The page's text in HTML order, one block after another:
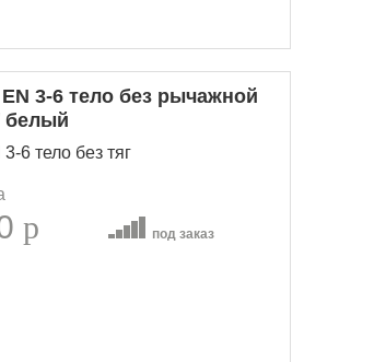
3-6 тело без рычажной
белый
6 тело без тяг
p под заказ